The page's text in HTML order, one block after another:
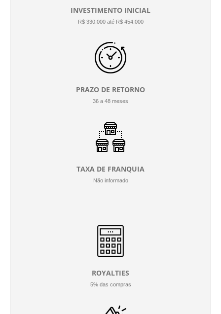
INVESTIMENTO INICIAL
R$ 330.000 até R$ 454.000
PRAZO DE RETORNO
36 a 48 meses
TAXA DE FRANQUIA
Não informado
ROYALTIES
5% das compras